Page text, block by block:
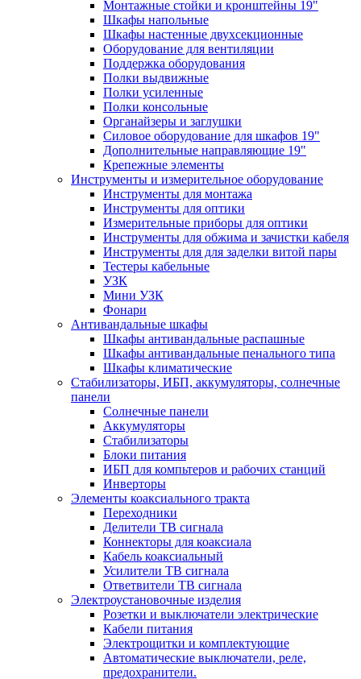
Монтажные стойки и кронштейны 19"
Шкафы напольные
Шкафы настенные двухсекционные
Оборудование для вентиляции
Поддержка оборудования
Полки выдвижные
Полки усиленные
Полки консольные
Органайзеры и заглушки
Силовое оборудование для шкафов 19"
Дополнительные направляющие 19"
Крепежные элементы
Инструменты и измерительное оборудование
Инструменты для монтажа
Инструменты для оптики
Измерительные приборы для оптики
Инструменты для обжима и зачистки кабеля
Инструменты для для заделки витой пары
Тестеры кабельные
УЗК
Мини УЗК
Фонари
Антивандальные шкафы
Шкафы антивандальные распашные
Шкафы антивандальные пенального типа
Шкафы климатические
Стабилизаторы, ИБП, аккумуляторы, солнечные
панели
Солнечные панели
Аккумуляторы
Стабилизаторы
Блоки питания
ИБП для компьтеров и рабочих станций
Инверторы
Элементы коаксиального тракта
Переходники
Делители ТВ сигнала
Коннекторы для коаксиала
Кабель коаксиальный
Усилители ТВ сигнала
Ответвители ТВ сигнала
Электроустановочные изделия
Розетки и выключатели электрические
Кабели питания
Электрощитки и комплектующие
Автоматические выключатели, реле,
предохранители.